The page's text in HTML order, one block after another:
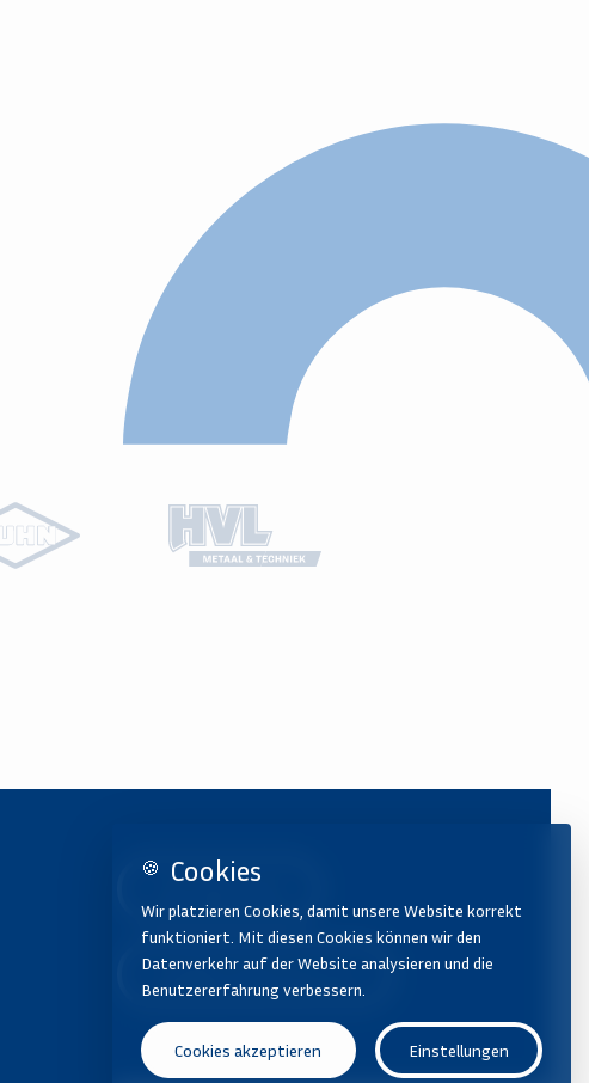
040 285 59 06
bas@vanderhoorn.nl
🍪 Cookies
Wir platzieren Cookies, damit unsere Website korrekt
funktioniert. Mit diesen Cookies können wir den
Datenverkehr auf der Website analysieren und die
Benutzererfahrung verbessern.
Cookies akzeptieren Einstellungen